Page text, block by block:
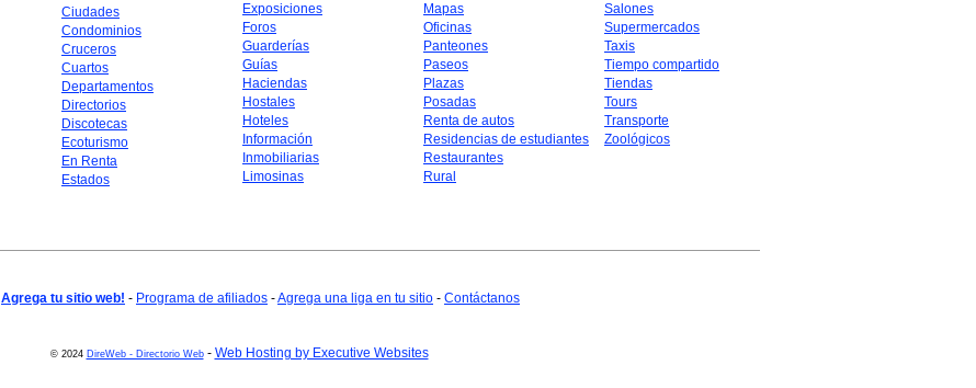
Ciudades
Condominios
Cruceros
Cuartos
Departamentos
Directorios
Discotecas
Ecoturismo
En Renta
Estados
Exposiciones
Foros
Guarderías
Guías
Haciendas
Hostales
Hoteles
Información
Inmobiliarias
Limosinas
Mapas
Oficinas
Panteones
Paseos
Plazas
Posadas
Renta de autos
Residencias de estudiantes
Restaurantes
Rural
Salones
Supermercados
Taxis
Tiempo compartido
Tiendas
Tours
Transporte
Zoológicos
Agrega tu sitio web! - Programa de afiliados -Agrega una liga en tu sitio - Contáctanos
© 2024 DireWeb - Directorio Web- Web Hosting by Executive Websites